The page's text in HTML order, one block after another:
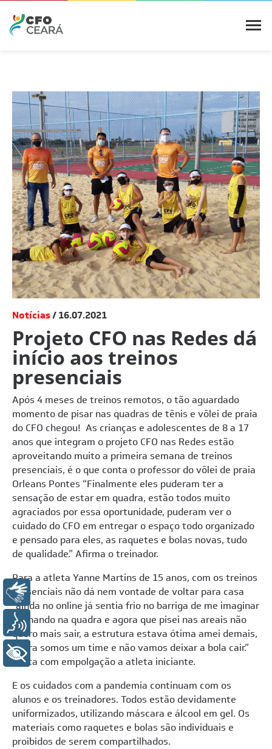
Notícias 16.07.2021
Projeto CFO nas Redes dá
início aos treinos
presenciais
Após 4 meses de treinos remotos, o tão aguardado
momento de pisar nas quadras de tênis e vôlei de praia
do CFO chegou! As crianças e adolescentes de 8 a 17
anos que integram o projeto CFO nas Redes estão
aproveitando muito a primeira semana de treinos
presenciais, é o que conta o professor do vôlei de praia
Orleans Pontes “Finalmente eles puderam ter a
sensação de estar em quadra, estão todos muito
agraciados por essa oportunidade, puderam ver o
cuidado do CFO em entregar o espaço todo organizado
e pensado para eles, as raquetes e bolas novas, tudo
de qualidade.” Afirma o treinador.
Para a atleta Yanne Martins de 15 anos, com os treinos
presenciais não dá nem vontade de voltar para casa
“ainda no online já sentia frio no barriga de me imaginar
treinando na quadra e agora que pisei nas areais não
quero mais sair, a estrutura estava ótima amei demais,
agora somos um time e não vamos deixar a bola cair.”
conta com empolgação a atleta iniciante.
E os cuidados com a pandemia continuam com os
alunos e os treinadores. Todos estão devidamente
uniformizados, utilizando máscara e álcool em gel. Os
materiais como raquetes e bolas são individuais e
proibidos de serem compartilhados.
Libras
Voz
+ Acessibilidade